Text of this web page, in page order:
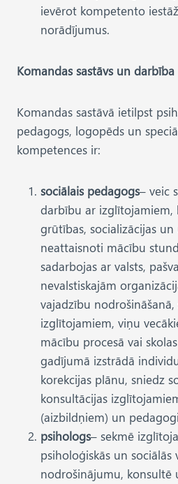
ievērot kompetento
norādījumus.
Komandas sastāvs un darbība
Komandas sastāvā ietilpst
pedagogs, logopēds un
kompetences ir:
sociālais pedagogs– veic
darbību ar izglītojamiem,
grūtības, socializācijas
neattaisnoti mācību
sadarbojas ar valsts,
nevalstiskajām
vajadzību
izglītojamiem, viņu
mācību procesā vai
gadījumā izstrādā
korekcijas plānu, sniedz
konsultācijas
(aizbildņiem) un
psihologs– sekmē
psiholoģiskās un sociālās
nodrošinājumu, konsultē